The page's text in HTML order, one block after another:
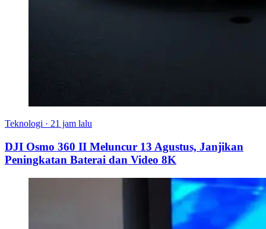
Teknologi · 21 jam lalu
DJI Osmo 360 II Meluncur 13 Agustus, Janjikan
Peningkatan Baterai dan Video 8K